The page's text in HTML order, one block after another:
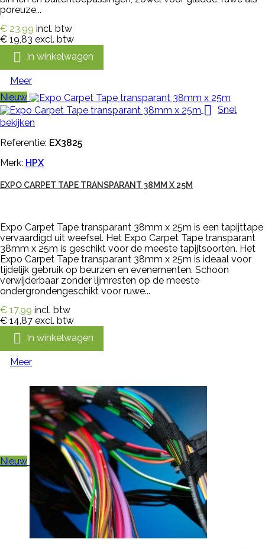
poreuze...
€ 23,99 incl. btw
€ 19,83 excl. btw
 In winkelwagen
Meer
Nieuw
 Snel
bekijken
Referentie: EX3825
Merk: HPX
EXPO CARPET TAPE TRANSPARANT 38MM X 25M
Expo Carpet Tape transparant 38mm x 25m is een tapijttape
vervaardigd uit weefsel. Het Expo Carpet Tape transparant
38mm x 25m is geschikt voor de meeste tapijtsoorten. Het
Expo Carpet Tape transparant 38mm x 25m is ideaal voor
tijdelijk gebruik op beurzen en evenementen. Schoon
verwijderbaar zonder lijmresten op de meeste
ondergrondengeschikt voor ruwe...
€ 17,99 incl. btw
€ 14,87 excl. btw
 In winkelwagen
Meer
Nieuw